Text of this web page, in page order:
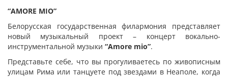
“AMORE MIO”
Белорусская государственная филармония представляет
новый музыкальный проект – концерт вокально-
инструментальной музыки “Amore mio”.
Представьте себе, что вы прогуливаетесь по живописным
улицам Рима или танцуете под звездами в Неаполе, когда